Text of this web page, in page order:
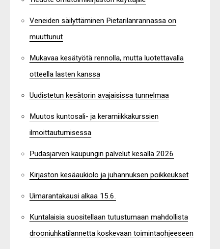
Veneiden säilyttäminen Pietarilanrannassa on
muuttunut
Mukavaa kesätyötä rennolla, mutta luotettavalla
otteella lasten kanssa
Uudistetun kesätorin avajaisissa tunnelmaa
Muutos kuntosali- ja keramiikkakurssien
ilmoittautumisessa
Pudasjärven kaupungin palvelut kesällä 2026
Kirjaston kesäaukiolo ja juhannuksen poikkeukset
Uimarantakausi alkaa 15.6.
Kuntalaisia suositellaan tutustumaan mahdollista
drooniuhkatilannetta koskevaan toimintaohjeeseen